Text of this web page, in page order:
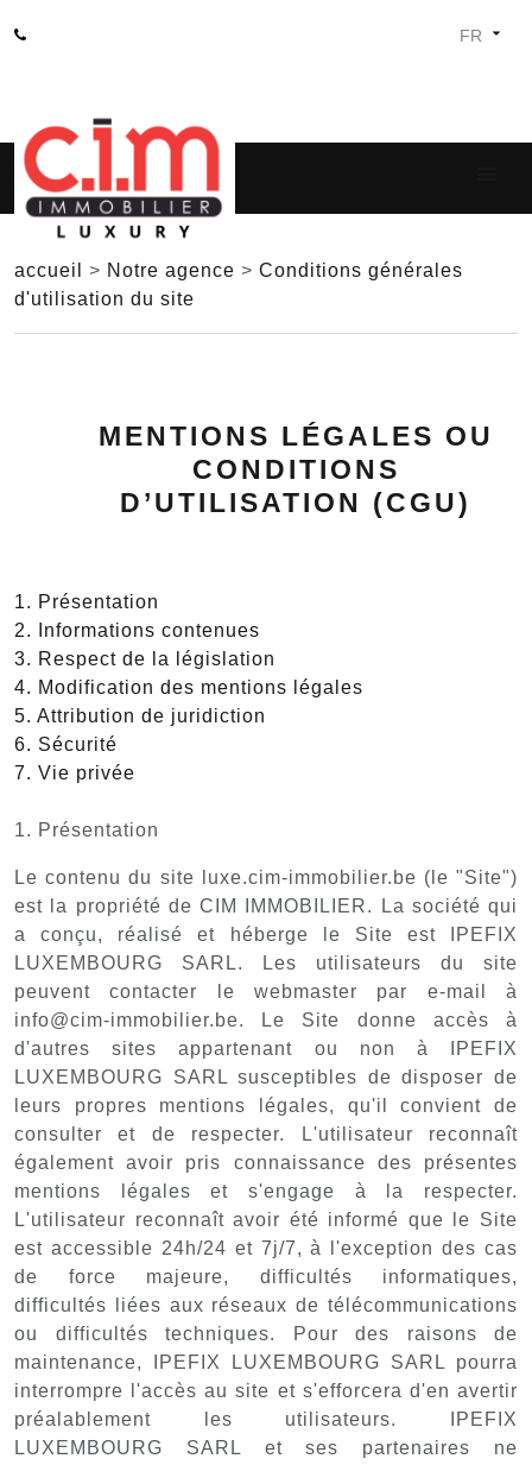
accueil > Notre agence > Conditions générales
d'utilisation du site
MENTIONS LÉGALES OU
CONDITIONS
D’UTILISATION (CGU)
1. Présentation
2. Informations contenues
3. Respect de la législation
4. Modification des mentions légales
5. Attribution de juridiction
6. Sécurité
7. Vie privée
1. Présentation
Le contenu du site luxe.cim-immobilier.be (le "Site")
est la propriété de CIM IMMOBILIER. La société qui
a conçu, réalisé et héberge le Site est IPEFIX
LUXEMBOURG SARL. Les utilisateurs du site
peuvent contacter le webmaster par e-mail à
info@cim-immobilier.be. Le Site donne accès à
d'autres sites appartenant ou non à IPEFIX
LUXEMBOURG SARL susceptibles de disposer de
leurs propres mentions légales, qu'il convient de
consulter et de respecter. L'utilisateur reconnaît
également avoir pris connaissance des présentes
mentions légales et s'engage à la respecter.
L'utilisateur reconnaît avoir été informé que le Site
est accessible 24h/24 et 7j/7, à l'exception des cas
de force majeure, difficultés informatiques,
difficultés liées aux réseaux de télécommunications
ou difficultés techniques. Pour des raisons de
maintenance, IPEFIX LUXEMBOURG SARL pourra
interrompre l'accès au site et s'efforcera d'en avertir
préalablement les utilisateurs. IPEFIX
LUXEMBOURG SARL et ses partenaires ne